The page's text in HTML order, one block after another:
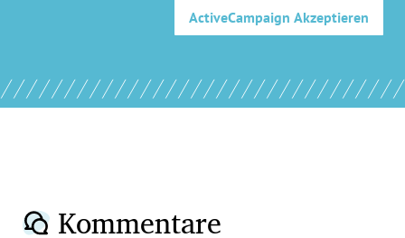
ActiveCampaign Akzeptieren
Kommentare